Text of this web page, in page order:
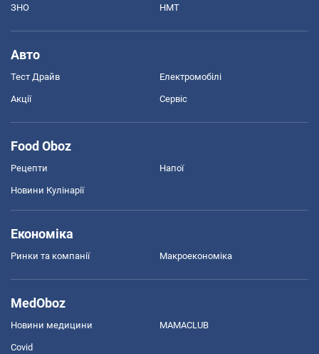
ЗНО НМТ
Авто
Тест Драйв Електромобілі
Акції Сервіс
Food Oboz
Рецепти Напої
Новини Кулінарії
Економіка
Ринки та компанії Макроекономіка
MedOboz
Новини медицини MAMACLUB
Covid